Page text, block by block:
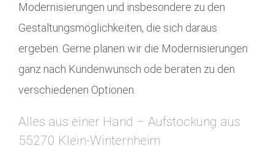
Modernisierungen und insbesondere zu den
Gestaltungsmöglichkeiten, die sich daraus
ergeben. Gerne planen wir die Modernisierungen
ganz nach Kundenwunsch ode beraten zu den
verschiedenen Optionen.
Alles aus einer Hand – Aufstockung aus
55270 Klein-Winternheim